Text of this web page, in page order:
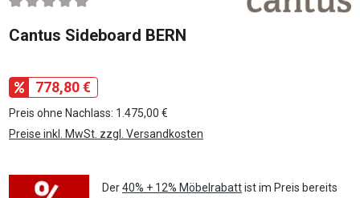
Durchschnittliche Bewertung von 0 von 5 Sternen
Cantus Sideboard BERN
778,80 €
Preis ohne Nachlass: 1.475,00 €
Preise inkl. MwSt. zzgl. Versandkosten
Der40% + 12% Möbelrabattist im Preis bereits